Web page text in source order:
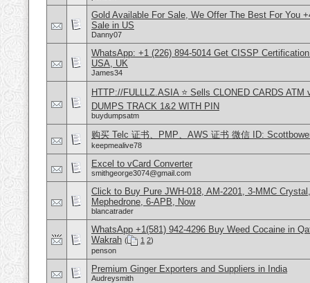
Gold Available For Sale, We Offer The Best For You
Sale in US
Danny07
WhatsApp: +1 (226) 894-5014​ Get CISSP
USA, UK
James34
HTTP://FULLLZ.ASIA ⭐️ Sells CLONED CARDS ATM
DUMPS TRACK 1&2 WITH PIN
buydumpsatm
购买 Telc 证书、PMP、AWS 证书 微信 ID:
keepmealive78
Excel to vCard Converter
smithgeorge3074@gmail.com
Click to Buy Pure JWH-018, AM-2201, 3-MMC
Mephedrone, 6-APB, Now
blancatrader
WhatsApp +1(581) 942-4296 Buy Weed Cocaine in
Wakrah ( 1 2)
penson
Premium Ginger Exporters and Suppliers in India
Audreysmith